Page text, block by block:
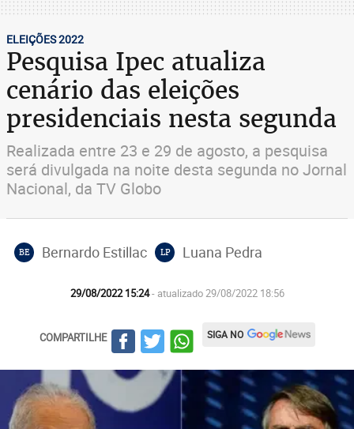
ELEIÇÕES 2022
Pesquisa Ipec atualiza
cenário das eleições
presidenciais nesta segunda
Realizada entre 23 e 29 de agosto, a pesquisa
será divulgada na noite desta segunda no Jornal
Nacional, da TV Globo
BE Bernardo Estillac LP Luana Pedra
29/08/2022 15:24- atualizado 29/08/2022 18:56
COMPARTILHE SIGA NO